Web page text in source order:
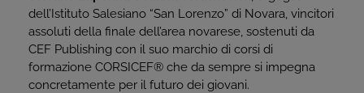
dell’Istituto Salesiano “San Lorenzo” di Novara, vincitori
assoluti della finale dell’area novarese, sostenuti da
CEF Publishing con il suo marchio di corsi di
formazione CORSICEF® che da sempre si impegna
concretamente per il futuro dei giovani.